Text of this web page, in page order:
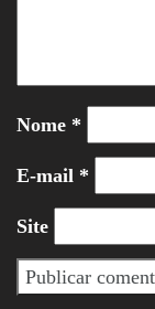
Nome *
E-mail *
Site